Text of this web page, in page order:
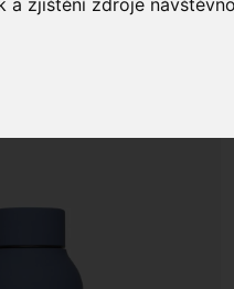
a zjištění zdroje